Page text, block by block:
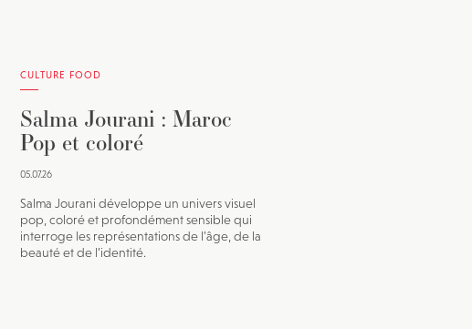
CULTURE FOOD
Salma Jourani : Maroc
Pop et coloré
05.07.26
Salma Jourani développe un univers visuel
pop, coloré et profondément sensible qui
interroge les représentations de l’âge, de la
beauté et de l’identité.